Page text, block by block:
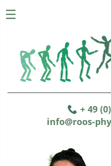
☰
+ 49
info@roos-